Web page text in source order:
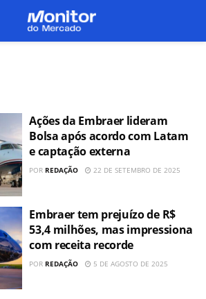
Ações da Embraer lideram
Bolsa após acordo com Latam
e captação externa
POR REDAÇÃO 22 DE SETEMBRO DE 2025
Embraer tem prejuízo de R$
53,4 milhões, mas impressiona
com receita recorde
POR REDAÇÃO 5 DE AGOSTO DE 2025